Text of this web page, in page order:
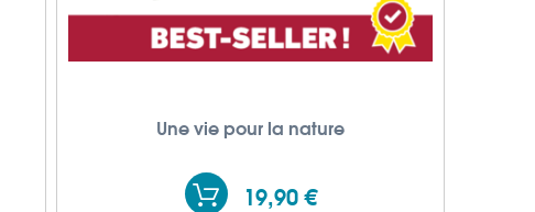
Une vie pour la nature
19,90 €